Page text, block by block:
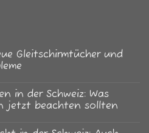
Gleitschirmtücher und
in der Schweiz: Was
jetzt beachten sollten